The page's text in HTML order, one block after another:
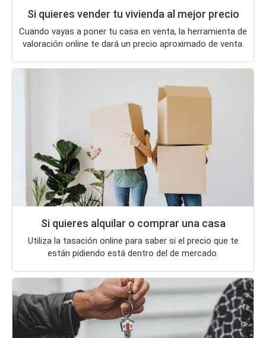
Si quieres vender tu vivienda al mejor precio
Cuando vayas a poner tu casa en venta, la herramienta de
valoración online te dará un precio aproximado de venta.
Si quieres alquilar o comprar una casa
Utiliza la tasación online para saber si el precio que te
están pidiendo está dentro del de mercado.